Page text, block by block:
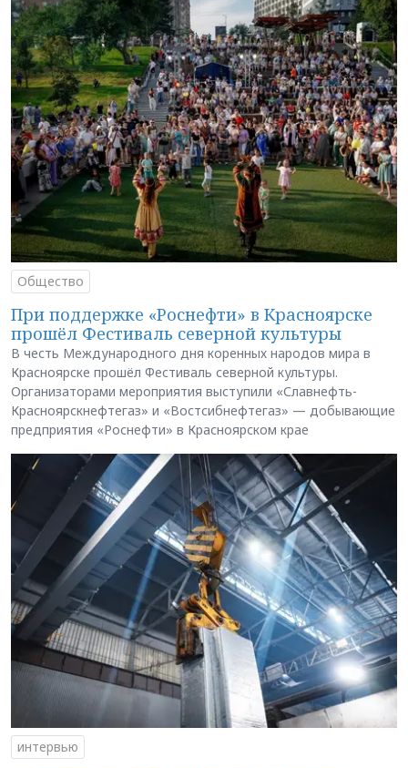
Общество
При поддержке «Роснефти» в Красноярске
прошёл Фестиваль северной культуры
В честь Международного дня коренных народов мира в
Красноярске прошёл Фестиваль северной культуры.
Организаторами мероприятия выступили «Славнефть-
Красноярскнефтегаз» и «Востсибнефтегаз» — добывающие
предприятия «Роснефти» в Красноярском крае
интервью